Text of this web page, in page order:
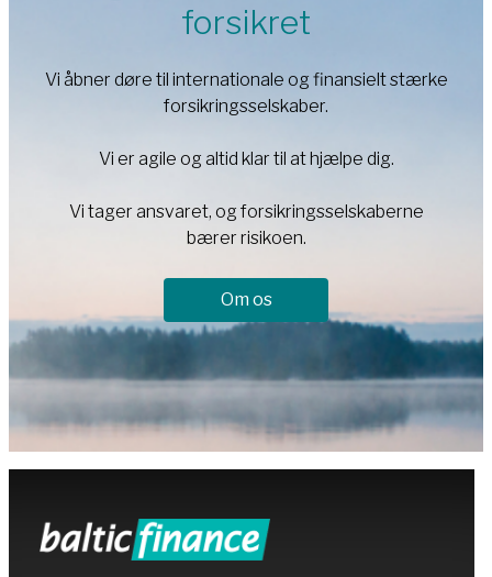
forsikret
Vi åbner døre til internationale og finansielt stærke
forsikringsselskaber.
Vi er agile og altid klar til at hjælpe dig.
Vi tager ansvaret, og forsikringsselskaberne
bærer risikoen.
Om os